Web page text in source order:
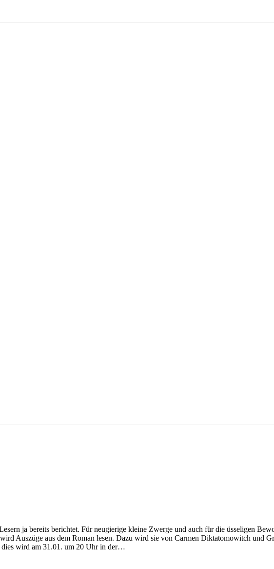
ja bereits berichtet. Für neugierige kleine Zwerge und auch für die üsseligen
Auszüge aus dem Roman lesen. Dazu wird sie von Carmen Diktatomowitch und
dies wird am 31.01. um 20 Uhr in der…